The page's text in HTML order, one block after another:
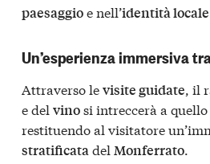
paesaggioe nell’identità locale
Un’esperienza immersiva
Attraverso levisite guidate, il
e del vinosi intreccerà a
restituendo al visitatore
stratificatadel Monferrato.